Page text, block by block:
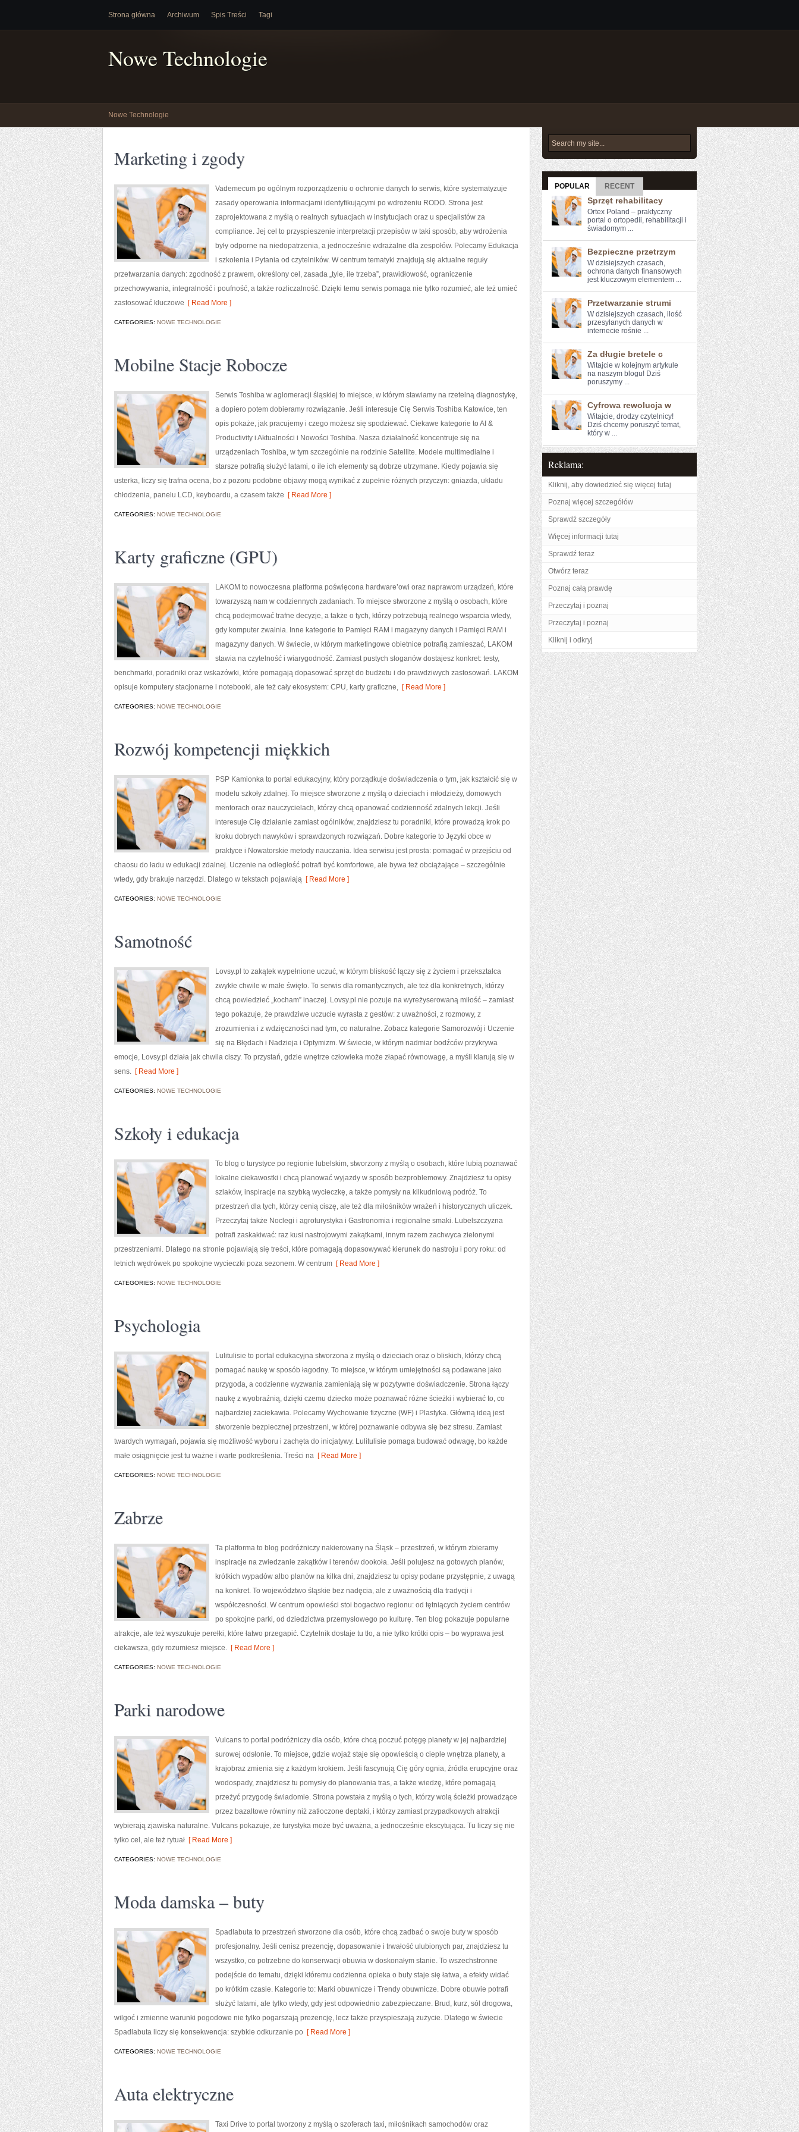
Strona główna Archiwum Spis Treści Tagi
Nowe Technologie
Nowe Technologie
Marketing i zgody
Vademecum po ogólnym rozporządzeniu o ochronie danych to serwis, które systematyzuje
zasady operowania informacjami identyfikującymi po wdrożeniu RODO. Strona jest
zaprojektowana z myślą o realnych sytuacjach w instytucjach oraz u specjalistów za
compliance. Jej cel to przyspieszenie interpretacji przepisów w taki sposób, aby wdrożenia
były odporne na niedopatrzenia, a jednocześnie wdrażalne dla zespołów. Polecamy Edukacja
i szkolenia i Pytania od czytelników. W centrum tematyki znajdują się aktualne reguły
przetwarzania danych: zgodność z prawem, określony cel, zasada „tyle, ile trzeba”, prawidłowość, ograniczenie
przechowywania, integralność i poufność, a także rozliczalność. Dzięki temu serwis pomaga nie tylko rozumieć, ale też umieć
zastosować kluczowe [ Read More ]
CATEGORIES: NOWE TECHNOLOGIE
Mobilne Stacje Robocze
Serwis Toshiba w aglomeracji śląskiej to miejsce, w którym stawiamy na rzetelną diagnostykę,
a dopiero potem dobieramy rozwiązanie. Jeśli interesuje Cię Serwis Toshiba Katowice, ten
opis pokaże, jak pracujemy i czego możesz się spodziewać. Ciekawe kategorie to AI &
Productivity i Aktualności i Nowości Toshiba. Nasza działalność koncentruje się na
urządzeniach Toshiba, w tym szczególnie na rodzinie Satellite. Modele multimedialne i
starsze potrafią służyć latami, o ile ich elementy są dobrze utrzymane. Kiedy pojawia się
usterka, liczy się trafna ocena, bo z pozoru podobne objawy mogą wynikać z zupełnie różnych przyczyn: gniazda, układu
chłodzenia, panelu LCD, keyboardu, a czasem także [ Read More ]
CATEGORIES: NOWE TECHNOLOGIE
Karty graficzne (GPU)
LAKOM to nowoczesna platforma poświęcona hardware’owi oraz naprawom urządzeń, które
towarzyszą nam w codziennych zadaniach. To miejsce stworzone z myślą o osobach, które
chcą podejmować trafne decyzje, a także o tych, którzy potrzebują realnego wsparcia wtedy,
gdy komputer zwalnia. Inne kategorie to Pamięci RAM i magazyny danych i Pamięci RAM i
magazyny danych. W świecie, w którym marketingowe obietnice potrafią zamieszać, LAKOM
stawia na czytelność i wiarygodność. Zamiast pustych sloganów dostajesz konkret: testy,
benchmarki, poradniki oraz wskazówki, które pomagają dopasować sprzęt do budżetu i do prawdziwych zastosowań. LAKOM
opisuje komputery stacjonarne i notebooki, ale też cały ekosystem: CPU, karty graficzne, [ Read More ]
CATEGORIES: NOWE TECHNOLOGIE
Rozwój kompetencji miękkich
PSP Kamionka to portal edukacyjny, który porządkuje doświadczenia o tym, jak kształcić się w
modelu szkoły zdalnej. To miejsce stworzone z myślą o dzieciach i młodzieży, domowych
mentorach oraz nauczycielach, którzy chcą opanować codzienność zdalnych lekcji. Jeśli
interesuje Cię działanie zamiast ogólników, znajdziesz tu poradniki, które prowadzą krok po
kroku dobrych nawyków i sprawdzonych rozwiązań. Dobre kategorie to Języki obce w
praktyce i Nowatorskie metody nauczania. Idea serwisu jest prosta: pomagać w przejściu od
chaosu do ładu w edukacji zdalnej. Uczenie na odległość potrafi być komfortowe, ale bywa też obciążające – szczególnie
wtedy, gdy brakuje narzędzi. Dlatego w tekstach pojawiają [ Read More ]
CATEGORIES: NOWE TECHNOLOGIE
Samotność
Lovsy.pl to zakątek wypełnione uczuć, w którym bliskość łączy się z życiem i przekształca
zwykłe chwile w małe święto. To serwis dla romantycznych, ale też dla konkretnych, którzy
chcą powiedzieć „kocham” inaczej. Lovsy.pl nie pozuje na wyreżyserowaną miłość – zamiast
tego pokazuje, że prawdziwe uczucie wyrasta z gestów: z uważności, z rozmowy, z
zrozumienia i z wdzięczności nad tym, co naturalne. Zobacz kategorie Samorozwój i Uczenie
się na Błędach i Nadzieja i Optymizm. W świecie, w którym nadmiar bodźców przykrywa
emocje, Lovsy.pl działa jak chwila ciszy. To przystań, gdzie wnętrze człowieka może złapać równowagę, a myśli klarują się w
sens. [ Read More ]
CATEGORIES: NOWE TECHNOLOGIE
Szkoły i edukacja
To blog o turystyce po regionie lubelskim, stworzony z myślą o osobach, które lubią poznawać
lokalne ciekawostki i chcą planować wyjazdy w sposób bezproblemowy. Znajdziesz tu opisy
szlaków, inspiracje na szybką wycieczkę, a także pomysły na kilkudniową podróż. To
przestrzeń dla tych, którzy cenią ciszę, ale też dla miłośników wrażeń i historycznych uliczek.
Przeczytaj także Noclegi i agroturystyka i Gastronomia i regionalne smaki. Lubelszczyzna
potrafi zaskakiwać: raz kusi nastrojowymi zakątkami, innym razem zachwyca zielonymi
przestrzeniami. Dlatego na stronie pojawiają się treści, które pomagają dopasowywać kierunek do nastroju i pory roku: od
letnich wędrówek po spokojne wycieczki poza sezonem. W centrum [ Read More ]
CATEGORIES: NOWE TECHNOLOGIE
Psychologia
Lulitulisie to portal edukacyjna stworzona z myślą o dzieciach oraz o bliskich, którzy chcą
pomagać naukę w sposób łagodny. To miejsce, w którym umiejętności są podawane jako
przygoda, a codzienne wyzwania zamieniają się w pozytywne doświadczenie. Strona łączy
naukę z wyobraźnią, dzięki czemu dziecko może poznawać różne ścieżki i wybierać to, co
najbardziej zaciekawia. Polecamy Wychowanie fizyczne (WF) i Plastyka. Główną ideą jest
stworzenie bezpiecznej przestrzeni, w której poznawanie odbywa się bez stresu. Zamiast
twardych wymagań, pojawia się możliwość wyboru i zachęta do inicjatywy. Lulitulisie pomaga budować odwagę, bo każde
małe osiągnięcie jest tu ważne i warte podkreślenia. Treści na [ Read More ]
CATEGORIES: NOWE TECHNOLOGIE
Zabrze
Ta platforma to blog podróżniczy nakierowany na Śląsk – przestrzeń, w którym zbieramy
inspiracje na zwiedzanie zakątków i terenów dookoła. Jeśli polujesz na gotowych planów,
krótkich wypadów albo planów na kilka dni, znajdziesz tu opisy podane przystępnie, z uwagą
na konkret. To województwo śląskie bez nadęcia, ale z uważnością dla tradycji i
współczesności. W centrum opowieści stoi bogactwo regionu: od tętniących życiem centrów
po spokojne parki, od dziedzictwa przemysłowego po kulturę. Ten blog pokazuje popularne
atrakcje, ale też wyszukuje perełki, które łatwo przegapić. Czytelnik dostaje tu tło, a nie tylko krótki opis – bo wyprawa jest
ciekawsza, gdy rozumiesz miejsce. [ Read More ]
CATEGORIES: NOWE TECHNOLOGIE
Parki narodowe
Vulcans to portal podróżniczy dla osób, które chcą poczuć potęgę planety w jej najbardziej
surowej odsłonie. To miejsce, gdzie wojaż staje się opowieścią o cieple wnętrza planety, a
krajobraz zmienia się z każdym krokiem. Jeśli fascynują Cię góry ognia, źródła erupcyjne oraz
wodospady, znajdziesz tu pomysły do planowania tras, a także wiedzę, które pomagają
przeżyć przygodę świadomie. Strona powstała z myślą o tych, którzy wolą ścieżki prowadzące
przez bazaltowe równiny niż zatłoczone deptaki, i którzy zamiast przypadkowych atrakcji
wybierają zjawiska naturalne. Vulcans pokazuje, że turystyka może być uważna, a jednocześnie ekscytująca. Tu liczy się nie
tylko cel, ale też rytuał [ Read More ]
CATEGORIES: NOWE TECHNOLOGIE
Moda damska – buty
Spadlabuta to przestrzeń stworzone dla osób, które chcą zadbać o swoje buty w sposób
profesjonalny. Jeśli cenisz prezencję, dopasowanie i trwałość ulubionych par, znajdziesz tu
wszystko, co potrzebne do konserwacji obuwia w doskonałym stanie. To wszechstronne
podejście do tematu, dzięki któremu codzienna opieka o buty staje się łatwa, a efekty widać
po krótkim czasie. Kategorie to: Marki obuwnicze i Trendy obuwnicze. Dobre obuwie potrafi
służyć latami, ale tylko wtedy, gdy jest odpowiednio zabezpieczane. Brud, kurz, sól drogowa,
wilgoć i zmienne warunki pogodowe nie tylko pogarszają prezencję, lecz także przyspieszają zużycie. Dlatego w świecie
Spadlabuta liczy się konsekwencja: szybkie odkurzanie po [ Read More ]
CATEGORIES: NOWE TECHNOLOGIE
Auta elektryczne
Taxi Drive to portal tworzony z myślą o szoferach taxi, miłośnikach samochodów oraz
POPULAR RECENT
Sprzęt rehabilitacy
Ortex Poland – praktyczny
portal o ortopedii, rehabilitacji i
świadomym ...
Bezpieczne przetrzym
W ⁣dzisiejszych czasach,
ochrona ‍danych finansowych‌
jest kluczowym elementem ...
Przetwarzanie strumi
W ​dzisiejszych czasach,⁣ ilość
przesyłanych danych w
internecie rośnie ...
Za długie bretele c
Witajcie w kolejnym artykule ​
na naszym blogu! Dziś
‌poruszymy ...
Cyfrowa rewolucja w
Witajcie, drodzy czytelnicy!
Dziś chcemy poruszyć temat,
który w ...
Reklama:
Kliknij, aby dowiedzieć się więcej tutaj
Poznaj więcej szczegółów
Sprawdź szczegóły
Więcej informacji tutaj
Sprawdź teraz
Otwórz teraz
Poznaj całą prawdę
Przeczytaj i poznaj
Przeczytaj i poznaj
Kliknij i odkryj